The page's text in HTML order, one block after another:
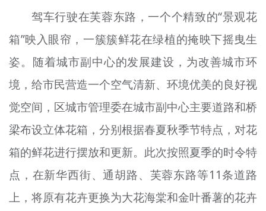
驾车行驶在芙蓉东路，一个个精致的“景观花
箱”映入眼帘，一簇簇鲜花在绿植的掩映下摇曳生
姿。随着城市副中心的发展建设，为改善城市环
境，给市民营造一个空气清新、环境优美的良好视
觉空间，区城市管理委在城市副中心主要道路和桥
梁布设立体花箱，分别根据春夏秋季节特点，对花
箱的鲜花进行摆放和更新。此次按照夏季的时令特
点，在新华西街、通胡路、芙蓉东路等11条道路
上，将原有花卉更换为大花海棠和金叶番薯的花卉